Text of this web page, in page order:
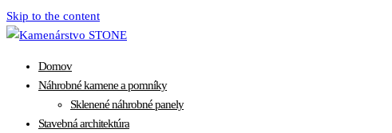
Skip to the content
Domov
Náhrobné kamene a pomníky
Sklenené náhrobné panely
Stavebná architektúra